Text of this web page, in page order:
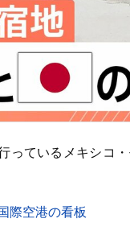
っているメキシコ
際空港の看板